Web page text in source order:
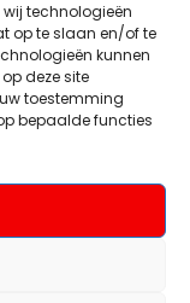
wij technologieën
op te slaan en/of te
kunnen
deze site
toestemming
bepaalde functies